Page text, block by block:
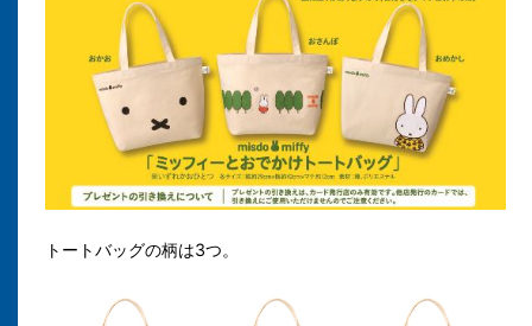
トートバッグの柄は3つ。